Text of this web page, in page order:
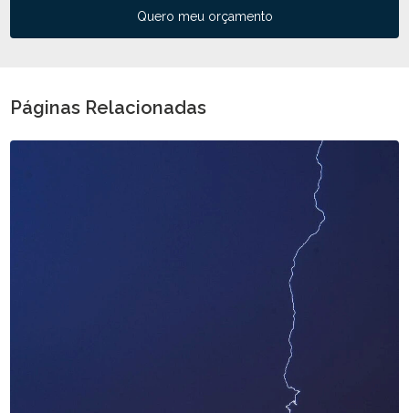
Quero meu orçamento
Páginas Relacionadas